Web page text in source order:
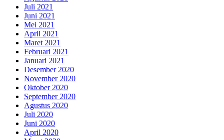
Juli 2021
Juni 2021
Mei 2021
April 2021
Maret 2021
Februari 2021
Januari 2021
Desember 2020
November 2020
Oktober 2020
September 2020
Agustus 2020
Juli 2020
Juni 2020
April 2020